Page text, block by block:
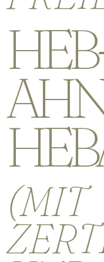
(MIT